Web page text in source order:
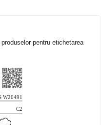
pentru etichetarea